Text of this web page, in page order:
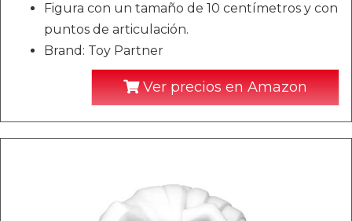
Figura con un tamaño de 10 centímetros y con
puntos de articulación.
Brand: Toy Partner
Ver precios en Amazon